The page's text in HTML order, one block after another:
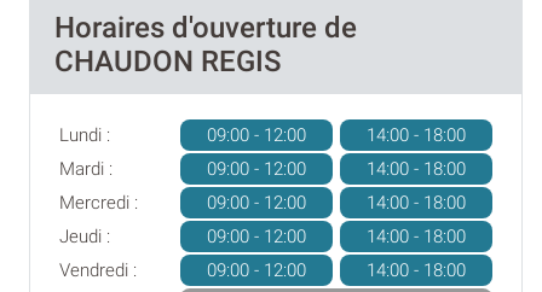
Horaires d'ouverture de
CHAUDON REGIS
Lundi : 09:00 - 12:00
14:00 - 18:00
Mardi :
09:00 - 12:00
14:00 - 18:00
Mercredi :
09:00 - 12:00
14:00 - 18:00
Jeudi :
09:00 - 12:00
14:00 - 18:00
Vendredi :
09:00 - 12:00
14:00 - 18:00